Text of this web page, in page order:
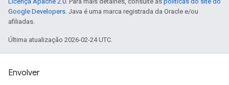
Google Developers. Java é uma marca registrada da Oracle e/ou
afiliadas.
Última atualização 2026-02-24 UTC.
Envolver